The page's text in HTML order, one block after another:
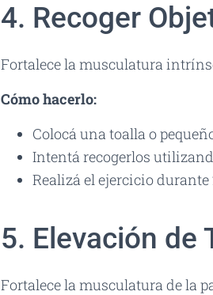
4. Recoger
Fortalece la musculatura
Cómo hacerlo:
Colocá una toalla o
Intentá recogerlos
Realizá el ejercicio
5. Elevación de
Fortalece la musculatura de la